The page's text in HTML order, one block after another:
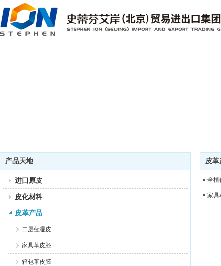
产品天地
进口原皮
皮化材料
皮革产品
二层蓝湿皮
家具革皮胚
箱包革皮胚
皮革
全植
家具